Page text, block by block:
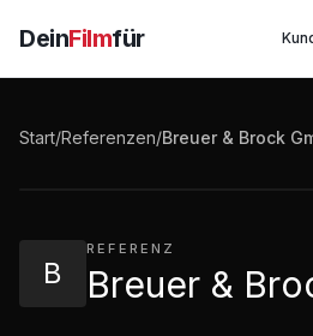
DeinFilmfür
Start/Referenzen/Breuer & Brock
B
REFERENZ
Breuer &
Breuer & Brock GmbH in Brühl